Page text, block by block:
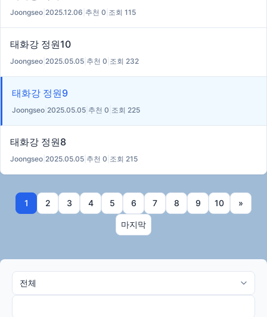
Joongseo 2025.12.06 추천 0 조회 115
태화강 정원10
Joongseo 2025.05.05 추천 0 조회 232
태화강 정원9
Joongseo 2025.05.05 추천 0 조회 225
태화강 정원8
Joongseo 2025.05.05 추천 0 조회 215
1 2 3 4 5 6 7 8 9 10 »
마지막